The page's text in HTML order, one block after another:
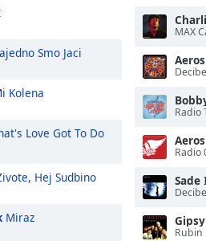
Smo Jaci
Kolena
Love Got To Do
Hej Sudbino
Miraz
MAX
Radio
Radio
Sade
Rubin